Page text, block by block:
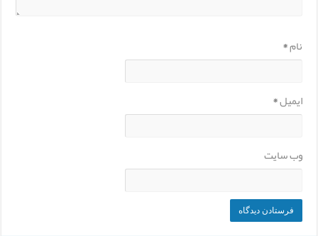
نام*
ایمیل*
وب‌ سایت